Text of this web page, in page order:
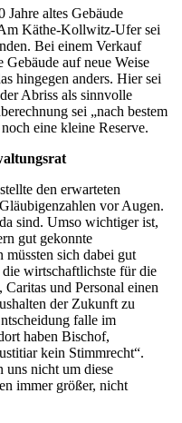
Jahre altes Gebäude
Käthe-Kollwitz-Ufer sei
Bei einem Verkauf
Gebäude auf neue Weise
hingegen anders. Hier sei
Abriss als sinnvolle
sei „nach bestem
eine kleine Reserve.
den erwarteten
vor Augen.
sind. Umso wichtiger ist,
gut gekonnte
sich dabei gut
die wirtschaftlichste für die
und Personal einen
der Zukunft zu
falle im
haben Bischof,
kein Stimmrecht“.
uns nicht um diese
immer größer, nicht